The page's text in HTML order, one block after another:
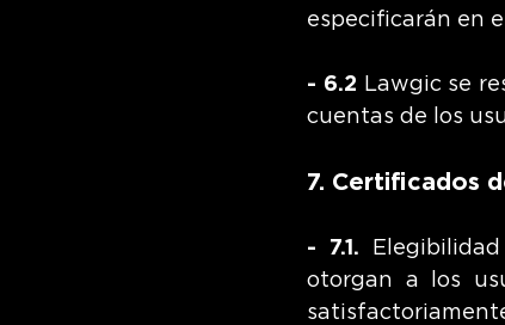
especificarán en
- 6.2 Lawgic se
cuentas de los
7. Certificados
- 7.1.
otorgan a los